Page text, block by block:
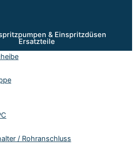
& Einspritzdüsen
Ersatzteile
/ Rohranschluss